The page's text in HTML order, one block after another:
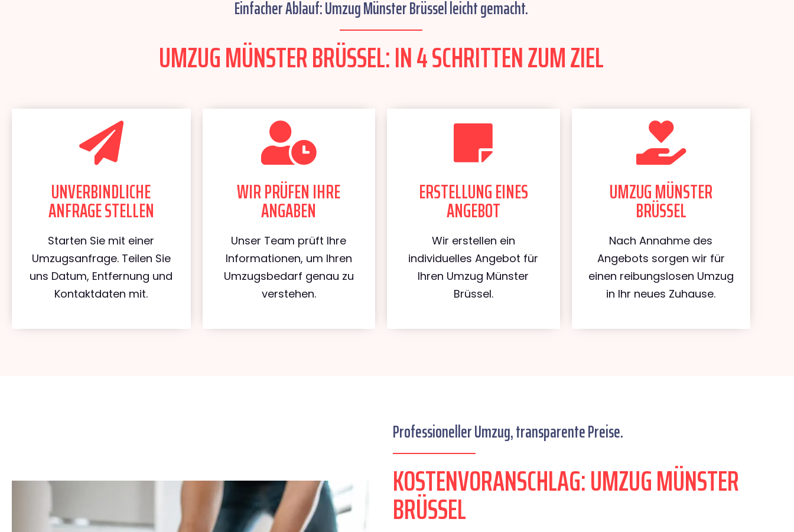
Einfacher Ablauf: Umzug Münster Brüssel leicht gemacht.
UMZUG MÜNSTER BRÜSSEL: IN 4 SCHRITTEN ZUM ZIEL
UNVERBINDLICHE
ANFRAGE STELLEN
Starten Sie mit einer
Umzugsanfrage. Teilen Sie
uns Datum, Entfernung und
Kontaktdaten mit.
WIR PRÜFEN IHRE
ANGABEN
Unser Team prüft Ihre
Informationen, um Ihren
Umzugsbedarf genau zu
verstehen.
ERSTELLUNG EINES
ANGEBOT
Wir erstellen ein
individuelles Angebot für
Ihren Umzug Münster
Brüssel.
UMZUG MÜNSTER
BRÜSSEL
Nach Annahme des
Angebots sorgen wir für
einen reibungslosen Umzug
in Ihr neues Zuhause.
Professioneller Umzug, transparente Preise.
KOSTENVORANSCHLAG: UMZUG MÜNSTER
BRÜSSEL